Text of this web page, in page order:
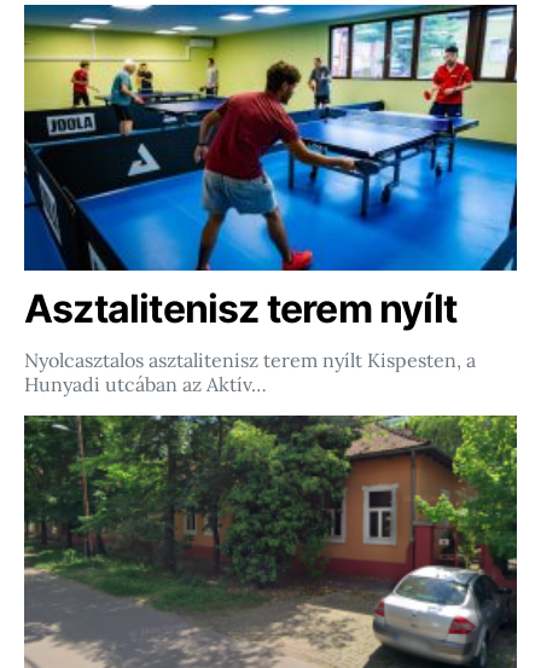
Asztalitenisz terem nyílt
Nyolcasztalos asztalitenisz terem nyílt Kispesten, a
Hunyadi utcában az Aktív…